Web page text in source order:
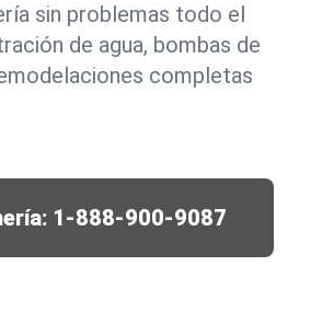
sin problemas todo el
de agua, bombas de
completas
1-888-900-9087